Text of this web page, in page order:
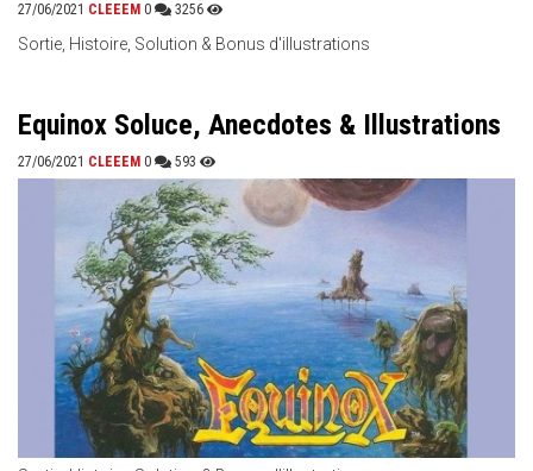
27/06/2021 CLEEEM 0 3256
Sortie, Histoire, Solution & Bonus d'illustrations
Equinox Soluce, Anecdotes & Illustrations
27/06/2021 CLEEEM 0 593